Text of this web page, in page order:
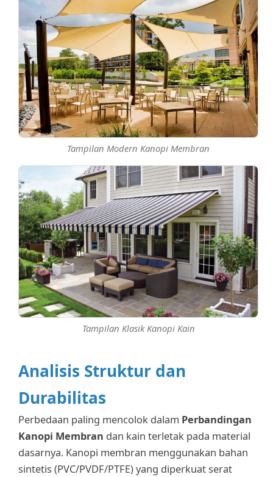
Tampilan Modern Kanopi Membran
Tampilan Klasik Kanopi Kain
Analisis Struktur dan
Durabilitas
Perbedaan paling mencolok dalam Perbandingan
Kanopi Membran dan kain terletak pada material
dasarnya. Kanopi membran menggunakan bahan
sintetis (PVC/PVDF/PTFE) yang diperkuat serat